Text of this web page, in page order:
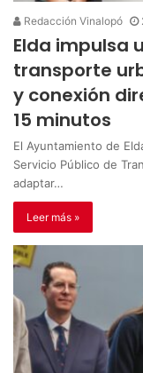
Redacción Vinalopó
Elda impulsa
transporte
y conexión
15 minutos
El Ayuntamiento de
Servicio Público de
adaptar…
Leer más »